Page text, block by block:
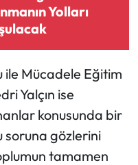
Yolları
ile Mücadele Eğitim
Yalçın ise
konusunda bir
soruna gözlerini
tamamen